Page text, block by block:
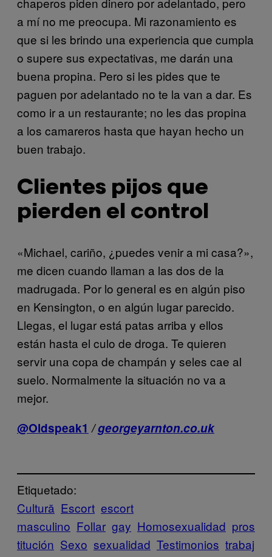
a mí no me preocupa. Mi razonamiento es
que si les brindo una experiencia que cumpla
o supere sus expectativas, me darán una
buena propina. Pero si les pides que te
paguen por adelantado no te la van a dar. Es
como ir a un restaurante; no les das propina
a los camareros hasta que hayan hecho un
buen trabajo.
Clientes pijos que
pierden el control
«Michael, cariño, ¿puedes venir a mi casa?»,
me dicen cuando llaman a las dos de la
madrugada. Por lo general es en algún piso
en Kensington, o en algún lugar parecido.
Llegas, el lugar está patas arriba y ellos
están hasta el culo de droga. Te quieren
servir una copa de champán y seles cae al
suelo. Normalmente la situación no va a
mejor.
@Oldspeak1 /georgeyarnton.co.uk
Etiquetado:
Cultură Escort escort
masculino Follar gay Homosexualidad pros
titución Sexo sexualidad Testimonios trabaj